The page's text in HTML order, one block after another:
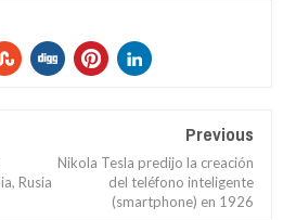
Rusia
Previous
Nikola Tesla predijo la creación
del teléfono inteligente
(smartphone) en 1926